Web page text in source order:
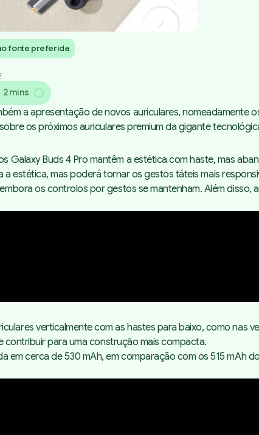
fonte preferida
2 mins
a apresentação de novos auriculares, nomeadamente
os próximos auriculares premium da gigante
Galaxy Buds 4 Pro mantêm a estética com haste, mas
a estética, mas poderá tornar os gestos táteis mais
os controlos por gestos se mantenham. Além disso,
verticalmente com as hastes para baixo, como nas
para uma construção mais compacta.
cerca de 530 mAh, em comparação com os 515 mAh